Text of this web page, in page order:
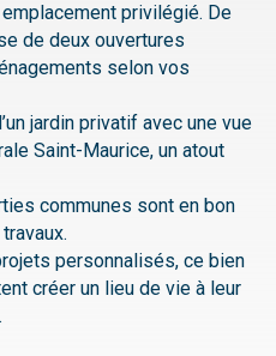
privilégié. De
de deux ouvertures
selon vos
jardin privatif avec une vue
Saint-Maurice, un atout
communes sont en bon
personnalisés, ce bien
créer un lieu de vie à leur